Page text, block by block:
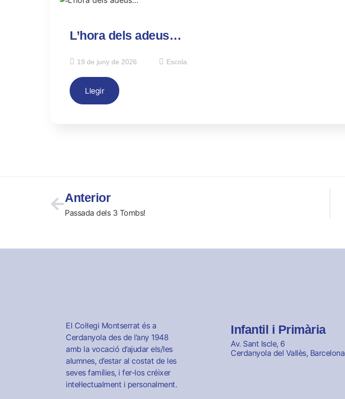
L’hora dels adeus…
19 de juny de 2026 Escola
Llegir
Anterior
Passada dels 3 Tombs!
El Col·legi Montserrat és a
Cerdanyola des de l’any 1948
amb la vocació d’ajudar els/les
alumnes, d’estar al costat de les
seves famílies, i fer-los créixer
intel·lectualment i personalment.
Infantil i Primària
Av. Sant Iscle, 6
Cerdanyola del Vallès, Barcelona